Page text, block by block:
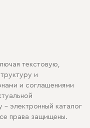
текстовую,
и
и соглашениями
- электронный каталог
права защищены.